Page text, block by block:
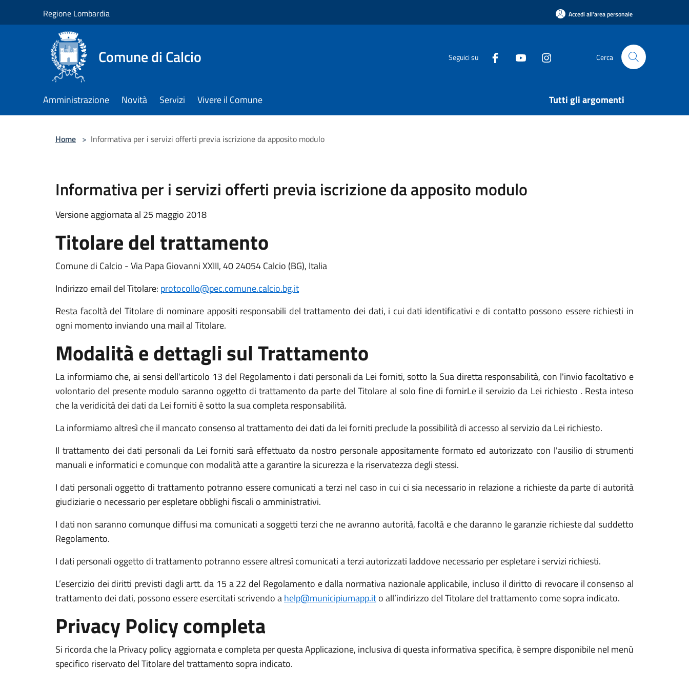
Regione Lombardia Accedi all'area personale
Comune di Calcio Seguici su Cerca
Amministrazione Novità Servizi Vivere il Comune Tutti gli argomenti
Home > Informativa per i servizi offerti previa iscrizione da apposito modulo
Informativa per i servizi offerti previa iscrizione da apposito modulo
Versione aggiornata al 25 maggio 2018
Titolare del trattamento
Comune di Calcio - Via Papa Giovanni XXIII, 40 24054 Calcio (BG), Italia
Indirizzo email del Titolare: protocollo@pec.comune.calcio.bg.it
Resta facoltà del Titolare di nominare appositi responsabili del trattamento dei dati, i cui dati identificativi e di contatto possono essere richiesti in
ogni momento inviando una mail al Titolare.
Modalità e dettagli sul Trattamento
La informiamo che, ai sensi dell'articolo 13 del Regolamento i dati personali da Lei forniti, sotto la Sua diretta responsabilità, con l'invio facoltativo e
volontario del presente modulo saranno oggetto di trattamento da parte del Titolare al solo fine di fornirLe il servizio da Lei richiesto . Resta inteso
che la veridicità dei dati da Lei forniti è sotto la sua completa responsabilità.
La informiamo altresì che il mancato consenso al trattamento dei dati da lei forniti preclude la possibilità di accesso al servizio da Lei richiesto.
Il trattamento dei dati personali da Lei forniti sarà effettuato da nostro personale appositamente formato ed autorizzato con l'ausilio di strumenti
manuali e informatici e comunque con modalità atte a garantire la sicurezza e la riservatezza degli stessi.
I dati personali oggetto di trattamento potranno essere comunicati a terzi nel caso in cui ci sia necessario in relazione a richieste da parte di autorità
giudiziarie o necessario per espletare obblighi fiscali o amministrativi.
I dati non saranno comunque diffusi ma comunicati a soggetti terzi che ne avranno autorità, facoltà e che daranno le garanzie richieste dal suddetto
Regolamento.
I dati personali oggetto di trattamento potranno essere altresì comunicati a terzi autorizzati laddove necessario per espletare i servizi richiesti.
L’esercizio dei diritti previsti dagli artt. da 15 a 22 del Regolamento e dalla normativa nazionale applicabile, incluso il diritto di revocare il consenso al
trattamento dei dati, possono essere esercitati scrivendo ahelp@municipiumapp.ito all’indirizzo del Titolare del trattamento come sopra indicato.
Privacy Policy completa
Si ricorda che la Privacy policy aggiornata e completa per questa Applicazione, inclusiva di questa informativa specifica, è sempre disponibile nel menù
specifico riservato del Titolare del trattamento sopra indicato.